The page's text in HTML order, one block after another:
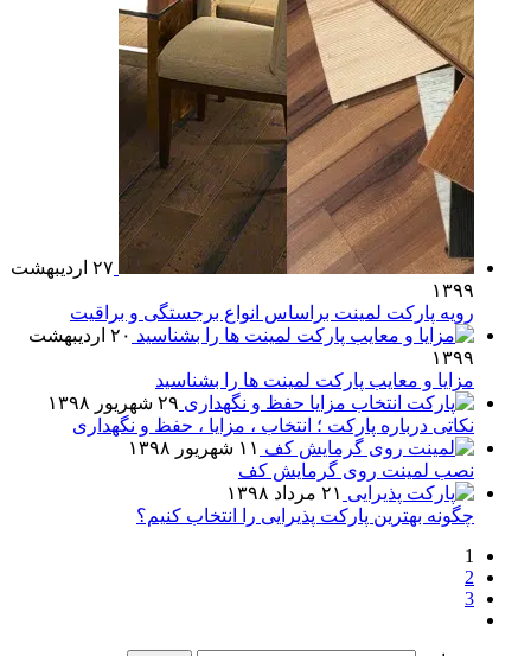
۲۷ اردیبهشت
۱۳۹۹
رویه پارکت لمینت براساس انواع برجستگی و براقیت
۲۰ اردیبهشت
۱۳۹۹
مزایا و معایب پارکت لمینت ها را بشناسید
۲۹ شهریور ۱۳۹۸
نکاتی درباره پارکت ؛ انتخاب ، مزایا ، حفظ و نگهداری
۱۱ شهریور ۱۳۹۸
نصب لمینت روی گرمایش کف
۲۱ مرداد ۱۳۹۸
چگونه بهترین پارکت پذیرایی را انتخاب کنیم؟